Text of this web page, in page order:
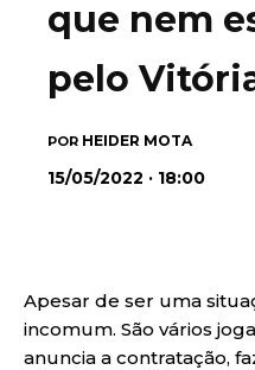
que nem
pelo
POR HEIDER MOTA
15/05/2022 · 18:00
Apesar de ser uma
incomum. São vários
anuncia a contratação,